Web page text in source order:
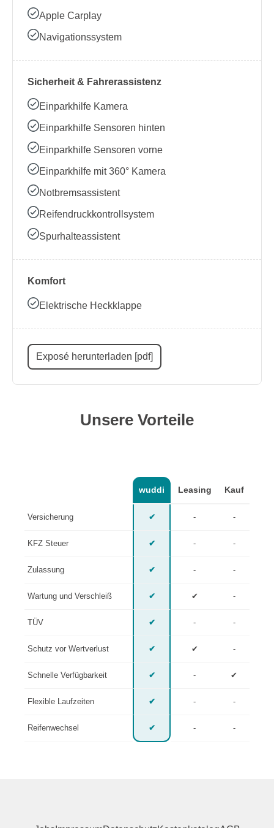
Apple Carplay
Navigationssystem
Sicherheit & Fahrerassistenz
Einparkhilfe Kamera
Einparkhilfe Sensoren hinten
Einparkhilfe Sensoren vorne
Einparkhilfe mit 360° Kamera
Notbremsassistent
Reifendruckkontrollsystem
Spurhalteassistent
Komfort
Elektrische Heckklappe
Exposé herunterladen [pdf]
Unsere Vorteile
wuddi Leasing Kauf
Versicherung ✔ - -
KFZ Steuer ✔ - -
Zulassung ✔ - -
Wartung und Verschleiß ✔ ✔ -
TÜV ✔ - -
Schutz vor Wertverlust ✔ ✔ -
Schnelle Verfügbarkeit ✔ - ✔
Flexible Laufzeiten ✔ - -
Reifenwechsel ✔ - -